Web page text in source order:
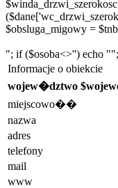
$obsluga_migowy =
"; if ($osoba<>'') echo
Informacje o obiekcie
wojew�dztwo
miejscowo��
nazwa
adres
telefony
mail
www